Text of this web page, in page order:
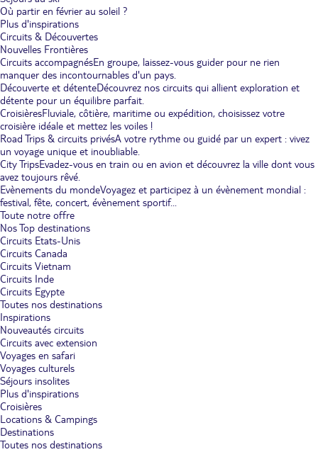
Où partir en février au soleil ?
Plus d'inspirations
Circuits & Découvertes
Nouvelles Frontières
Circuits accompagnésEn groupe, laissez-vous guider pour ne rien
manquer des incontournables d'un pays.
Découverte et détenteDécouvrez nos circuits qui allient exploration et
détente pour un équilibre parfait.
CroisièresFluviale, côtière, maritime ou expédition, choisissez votre
croisière idéale et mettez les voiles !
Road Trips & circuits privésA votre rythme ou guidé par un expert : vivez
un voyage unique et inoubliable.
City TripsEvadez-vous en train ou en avion et découvrez la ville dont vous
avez toujours rêvé.
Evènements du mondeVoyagez et participez à un évènement mondial :
festival, fête, concert, évènement sportif...
Toute notre offre
Nos Top destinations
Circuits Etats-Unis
Circuits Canada
Circuits Vietnam
Circuits Inde
Circuits Egypte
Toutes nos destinations
Inspirations
Nouveautés circuits
Circuits avec extension
Voyages en safari
Voyages culturels
Séjours insolites
Plus d'inspirations
Croisières
Locations & Campings
Destinations
Toutes nos destinations